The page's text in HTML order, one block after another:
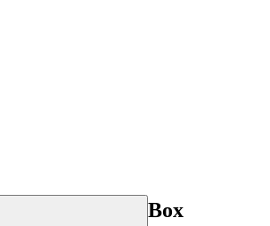
Box